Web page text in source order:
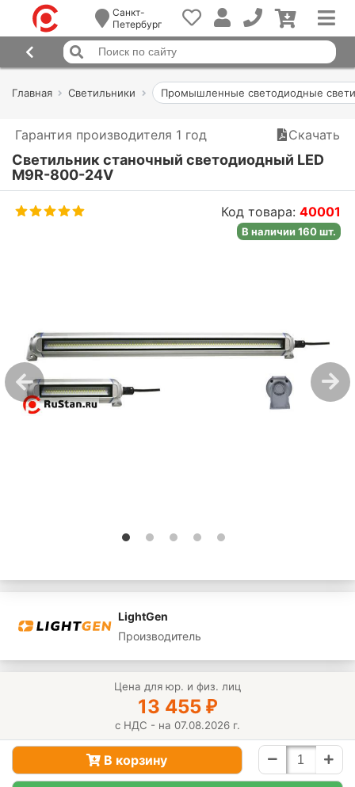
Санкт-
Петербург
Главная Светильники Промышленные светодиодные
Гарантия производителя 1 год Скачать
Светильник станочный светодиодный LED
M9R-800-24V
Код товара:40001
В наличии 160 шт.
LightGen
Производитель
Цена для юр. и физ. лиц
13 455 ₽
с НДС - на 07.08.2026 г.
В корзину